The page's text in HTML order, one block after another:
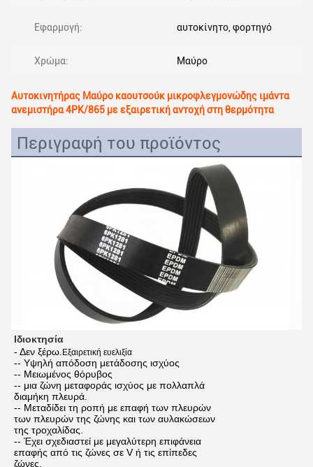
Εφαρμογή: αυτοκίνητο, φορτηγό
Χρώμα: Μαύρο
Αυτοκινητήρας Μαύρο καουτσούκ μικροφλεγμονώδης ιμάντα
ανεμιστήρα 4PK/865 με εξαιρετική αντοχή στη θερμότητα
Περιγραφή του προϊόντος
Ιδιοκτησία
- Δεν ξέρω. Εξαιρετική ευελιξία
-- Υψηλή απόδοση μετάδοσης ισχύος
-- Μειωμένος θόρυβος
-- μια ζώνη μεταφοράς ισχύος με πολλαπλά
διαμήκη πλευρά.
-- Μεταδίδει τη ροπή με επαφή των πλευρών
των πλευρών της ζώνης και των αυλακώσεων
της τροχαλίδας.
-- Έχει σχεδιαστεί με μεγαλύτερη επιφάνεια
επαφής από τις ζώνες σε V ή τις επίπεδες
ζώνες.